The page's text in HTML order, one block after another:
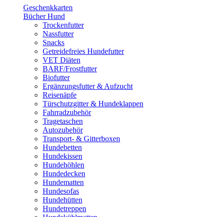
Geschenkkarten
Bücher Hund
Trockenfutter
Nassfutter
Snacks
Getreidefreies Hundefutter
VET Diäten
BARF/Frostfutter
Biofutter
Ergänzungsfutter & Aufzucht
Reisenäpfe
Türschutzgitter & Hundeklappen
Fahrradzubehör
Tragetaschen
Autozubehör
Transport- & Gitterboxen
Hundebetten
Hundekissen
Hundehöhlen
Hundedecken
Hundematten
Hundesofas
Hundehütten
Hundetreppen